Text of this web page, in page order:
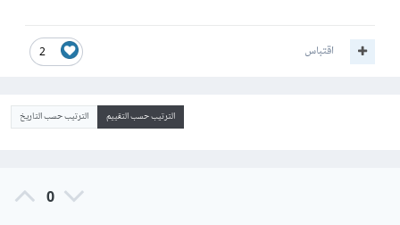
2 اقتباس
الترتيب حسب التقييم الترتيب حسب التاريخ
0